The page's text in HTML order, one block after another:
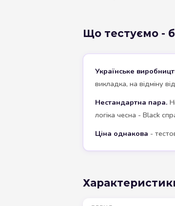
Що тестуємо -
Українське
викладка, на відміну
Нестандартна пара.
логіка чесна - Black
Ціна однакова -